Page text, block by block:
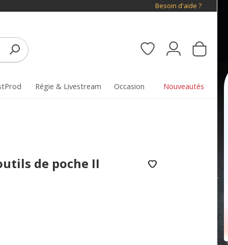
Besoin d'aide ?
Régie & Livestream Occasion Nouveautés
de poche II